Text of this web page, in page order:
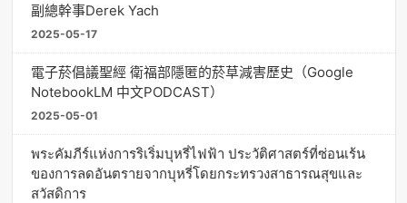
副總幹事Derek Yach
2025-05-17
電子菸倡議聖經 衛福部隱匿的菸草減害歷史（Google
NotebookLM 中文PODCAST）
2025-05-01
พระคัมภีร์แห่งการริเริ่มบุหรี่ไฟฟ้า ประวัติศาสตร์ที่ซ่อนเร้น
ของการลดอันตรายจากบุหรี่โดยกระทรวงสาธารณสุขและ
สวัสดิการ